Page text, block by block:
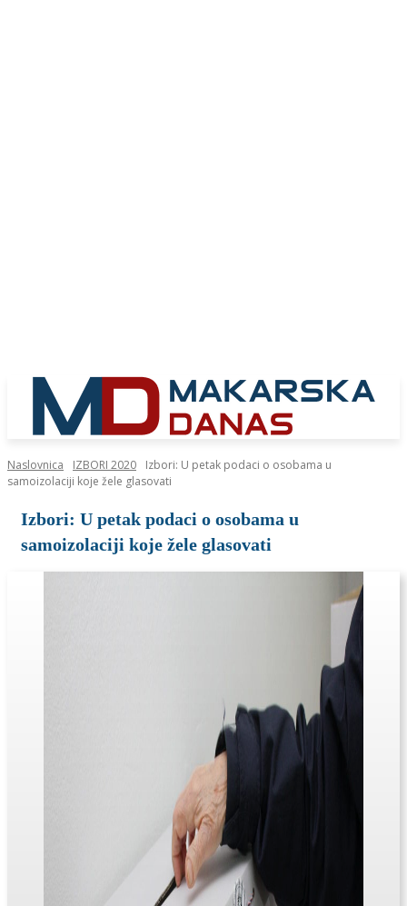
Naslovnica IZBORI 2020
Izbori: U petak podaci o osobama u
samoizolaciji koje žele glasovati
Izbori: U petak podaci o osobama u
samoizolaciji koje žele glasovati